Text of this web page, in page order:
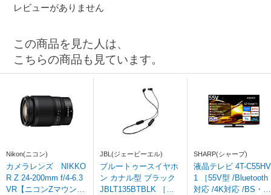
レビューがありません
この商品を見た人は、
こちらの商品も見ています。
Nikon(ニコン)
カメラレンズ NIKKO
R Z 24-200mm f/4-6.3
VR【ニコンZマウン
JBL(ジェービーエル)
ブルートゥースイヤホ
ン カナル型 ブラック
JBLT135BTBLK ［ワ
SHARP(シャープ)
液晶テレビ 4T-C55HV
1 ［55V型 /Bluetooth
対応 /4K対応 /BS・